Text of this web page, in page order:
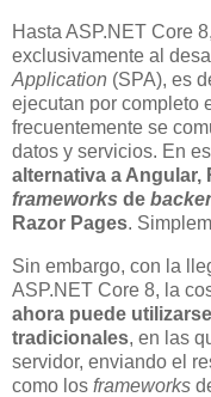
Hasta ASP.NET Core
exclusivamente al
Application (SPA), es
ejecutan por completo
frecuentemente se
datos y servicios. En
alternativa a Angular,
frameworks de
Razor Pages.
Sin embargo, con la
ASP.NET Core 8, la
ahora puede
tradicionales, en las
servidor, enviando el
como los frameworks